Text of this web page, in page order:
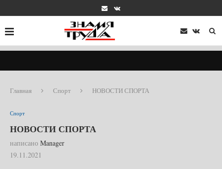
Главная Спорт НОВОСТИ СПОРТА
Спорт
НОВОСТИ СПОРТА
написано Manager
19.11.2021